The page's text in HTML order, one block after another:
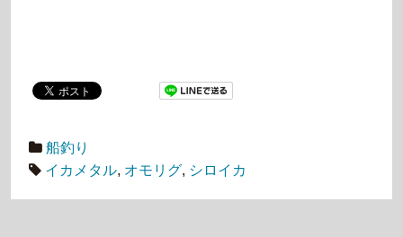
船釣り
イカメタル, オモリグ, シロイカ